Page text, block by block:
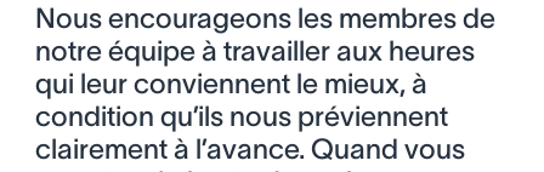
Nous encourageons les membres de
notre équipe à travailler aux heures
qui leur conviennent le mieux, à
condition qu’ils nous préviennent
clairement à l’avance. Quand vous